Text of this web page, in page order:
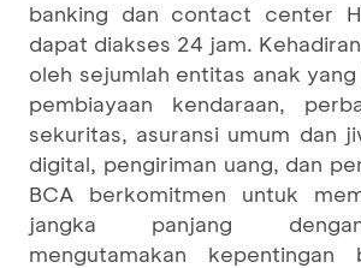
banking dan contact center
dapat diakses 24 jam.
oleh sejumlah entitas anak
pembiayaan kendaraan,
sekuritas, asuransi umum dan
digital, pengiriman uang, dan
BCA berkomitmen untuk
jangka panjang
mengutamakan kepentingan